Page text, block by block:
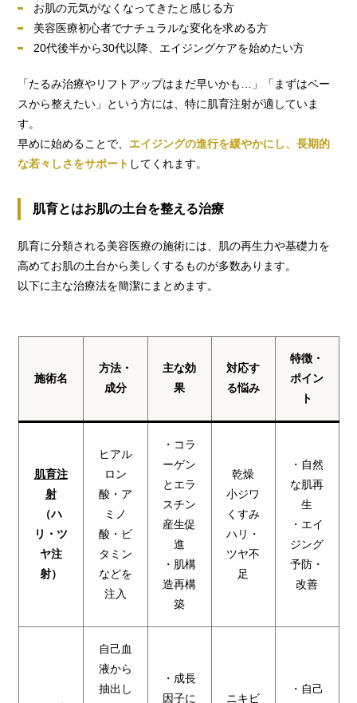
お肌の元気がなくなってきたと感じる方
美容医療初心者でナチュラルな変化を求める方
20代後半から30代以降、エイジングケアを始めたい方
「たるみ治療やリフトアップはまだ早いかも…」「まずはベー
スから整えたい」という方には、特に肌育注射が適していま
す。
早めに始めることで、 エイジングの進行を緩やかにし、長期的
な若々しさをサポート してくれます。
肌育とはお肌の土台を整える治療
肌育に分類される美容医療の施術には、肌の再生力や基礎力を
高めてお肌の土台から美しくするものが多数あります。
以下に主な治療法を簡潔にまとめます。
施術名
方法・
成分
主な効
果
対応す
る悩み
特徴・
ポイン
ト
肌育注
射
（ハ
リ・ツ
ヤ注
射）
ヒアル
ロン
酸・ア
ミノ
酸・ビ
タミン
などを
注入
・コラ
ーゲン
とエラ
スチン
産生促
進
・肌構
造再構
築
乾燥
小ジワ
くすみ
ハリ・
ツヤ不
足
・自然
な肌再
生
・エイ
ジング
予防・
改善
自己血
液から
抽出し
・成長
因子に
ニキビ
・自己